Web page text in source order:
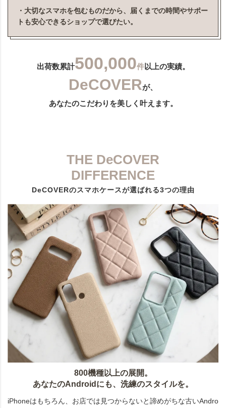
・大切なスマホを包むものだから、届くまでの時間やサポー
トも安心できるショップで選びたい。
出荷数累計500,000件以上の実績。
DeCOVERが、
あなたのこだわりを美しく叶えます。
THE DeCOVER
DIFFERENCE
DeCOVERのスマホケースが選ばれる3つの理由
800機種以上の展開。
あなたのAndroidにも、洗練のスタイルを。
iPhoneはもちろん、お店では見つからないと諦めがちな古いAndro